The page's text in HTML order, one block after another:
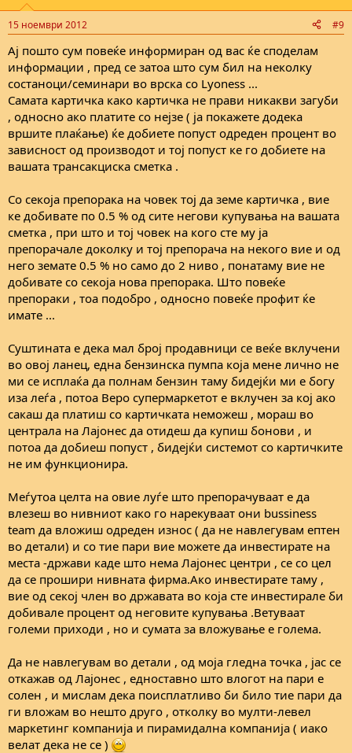
s
15 ноември 2012 #9
Ај пошто сум повеќе информиран од вас ќе споделам
информации , пред се затоа што сум бил на неколку
состаноци/семинари во врска со Lyoness ...
Самата картичка како картичка не прави никакви загуби
, односно ако платите со нејзе ( ја покажете додека
вршите плаќање) ќе добиете попуст одреден процент во
зависност од производот и тој попуст ке го добиете на
вашата трансакциска сметка .
Со секоја препорака на човек тој да земе картичка , вие
ке добивате по 0.5 % од сите негови купувања на вашата
сметка , при што и тој човек на кого сте му ја
препорачале доколку и тој препорача на некого вие и од
него земате 0.5 % но само до 2 ниво , понатаму вие не
добивате со секоја нова препорака. Што повеќе
препораки , тоа подобро , односно повеќе профит ќе
имате ...
Суштината е дека мал број продавници се веќе вклучени
во овој ланец, една бензинска пумпа која мене лично не
ми се исплаќа да полнам бензин таму бидејќи ми е богу
иза леѓа , потоа Веро супермаркетот е вклучен за кој ако
сакаш да платиш со картичката неможеш , мораш во
централа на Лајонес да отидеш да купиш бонови , и
потоа да добиеш попуст , бидејќи системот со картичките
не им функционира.
Меѓутоа целта на овие луѓе што препорачуваат е да
влезеш во нивниот како го нарекуваат они bussiness
team да вложиш одреден износ ( да не навлегувам ептен
во детали) и со тие пари вие можете да инвестирате на
места -држави каде што нема Лајонес центри , се со цел
да се прошири нивната фирма.Ако инвестирате таму ,
вие од секој член во државата во која сте инвестирале би
добивале процент од неговите купувања .Ветуваат
големи приходи , но и сумата за вложување е голема.
Да не навлегувам во детали , од моја гледна точка , јас се
откажав од Лајонес , едноставно што влогот на пари е
солен , и мислам дека поисплатливо би било тие пари да
ги вложам во нешто друго , отколку во мулти-левел
маркетинг компанија и пирамидална компанија ( иако
велат дека не се )